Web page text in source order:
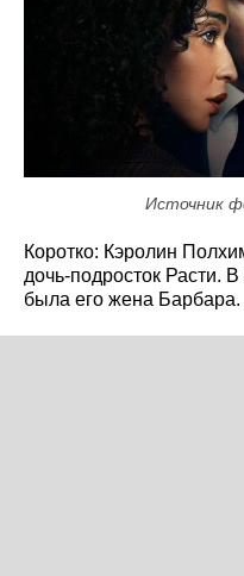
Источник
Коротко: Кэролин
дочь-подросток Расти.
была его жена Барбара.